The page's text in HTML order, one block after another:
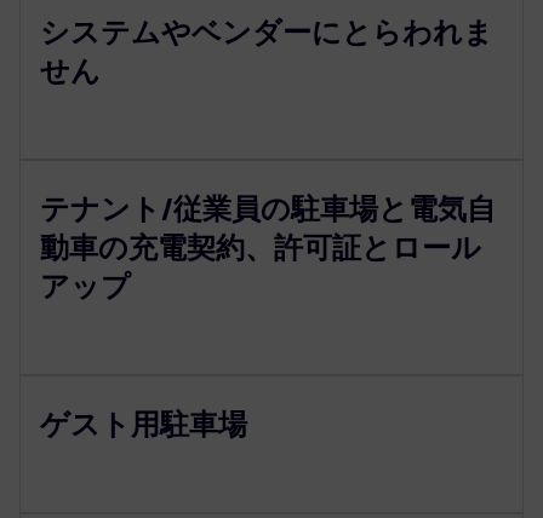
システムやベンダーにとらわれま
せん
テナント/従業員の駐車場と電気自
動車の充電契約、許可証とロール
アップ
ゲスト用駐車場